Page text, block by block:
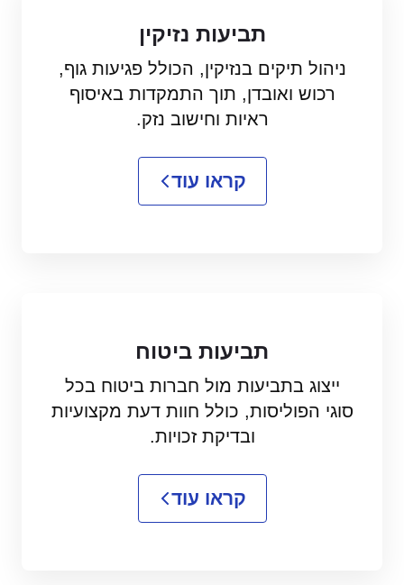
תביעות נזיקין
ניהול תיקים בנזיקין, הכולל פגיעות גוף,
רכוש ואובדן, תוך התמקדות באיסוף
ראיות וחישוב נזק.
קראו עוד
תביעות ביטוח
ייצוג בתביעות מול חברות ביטוח בכל
סוגי הפוליסות, כולל חוות דעת מקצועיות
ובדיקת זכויות.
קראו עוד